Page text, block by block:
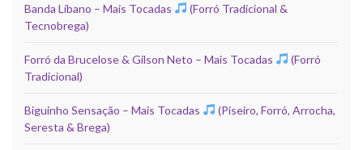
Banda Líbano – Mais Tocadas
(Forró Tradicional &
Tecnobrega)
Forró da Brucelose & Gilson Neto – Mais Tocadas
(Forró
Tradicional)
Biguinho Sensação – Mais Tocadas
(Piseiro, Forró, Arrocha,
Seresta & Brega)